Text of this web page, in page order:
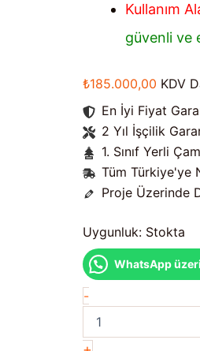
Kullanım
güvenli ve
₺185.000,00 KDV
En İyi Fiyat
2 Yıl İşçilik
1. Sınıf Yerli
Tüm Türkiye'ye
Proje Üzerinde
Uygunluk: Stokta
WhatsApp
-Eğlenceli
Ahşap
Çocuk
Oyun